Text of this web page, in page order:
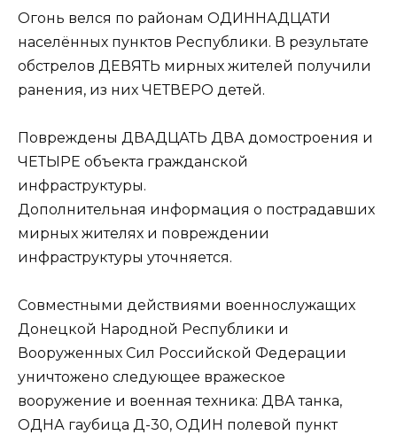
Огонь велся по районам ОДИННАДЦАТИ
населённых пунктов Республики. В результате
обстрелов ДЕВЯТЬ мирных жителей получили
ранения, из них ЧЕТВЕРО детей.
Повреждены ДВАДЦАТЬ ДВА домостроения и
ЧЕТЫРЕ объекта гражданской
инфраструктуры.
Дополнительная информация о пострадавших
мирных жителях и повреждении
инфраструктуры уточняется.
Совместными действиями военнослужащих
Донецкой Народной Республики и
Вооруженных Сил Российской Федерации
уничтожено следующее вражеское
вооружение и военная техника: ДВА танка,
ОДНА гаубица Д-30, ОДИН полевой пункт